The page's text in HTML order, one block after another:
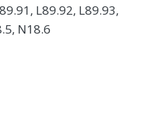
L89.92, L89.93,
N18.6